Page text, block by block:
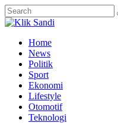
Home
News
Politik
Sport
Ekonomi
Lifestyle
Otomotif
Teknologi